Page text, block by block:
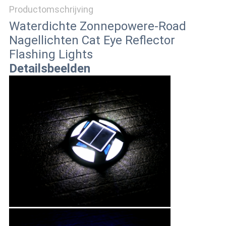
Productomschrijving
Waterdichte Zonnepowere-Road
Nagellichten Cat Eye Reflector
Flashing Lights
Detailsbeelden